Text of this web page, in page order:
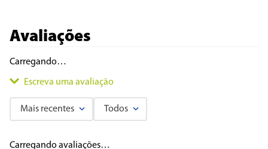
Avaliações
Carregando…
Escreva uma avaliação
Mais recentes Todos
Carregando avaliações…